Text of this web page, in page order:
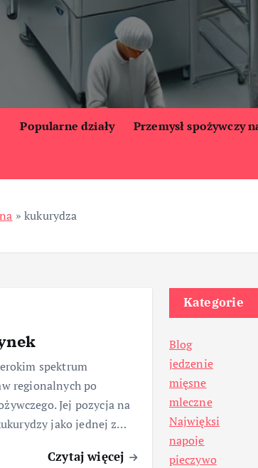
Popularne działy Przemysł spożywczy
»kukurydza
spektrum
regionalnych po
Jej pozycja na
jako jednej z…
Czytaj więcej
Kategorie
Blog
jedzenie
mięsne
mleczne
Najwięksi
napoje
pieczywo